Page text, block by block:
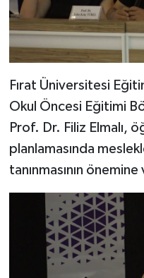
Fırat Üniversitesi
Okul Öncesi Eğitimi
Prof. Dr. Filiz Elmalı,
planlamasında
tanınmasının